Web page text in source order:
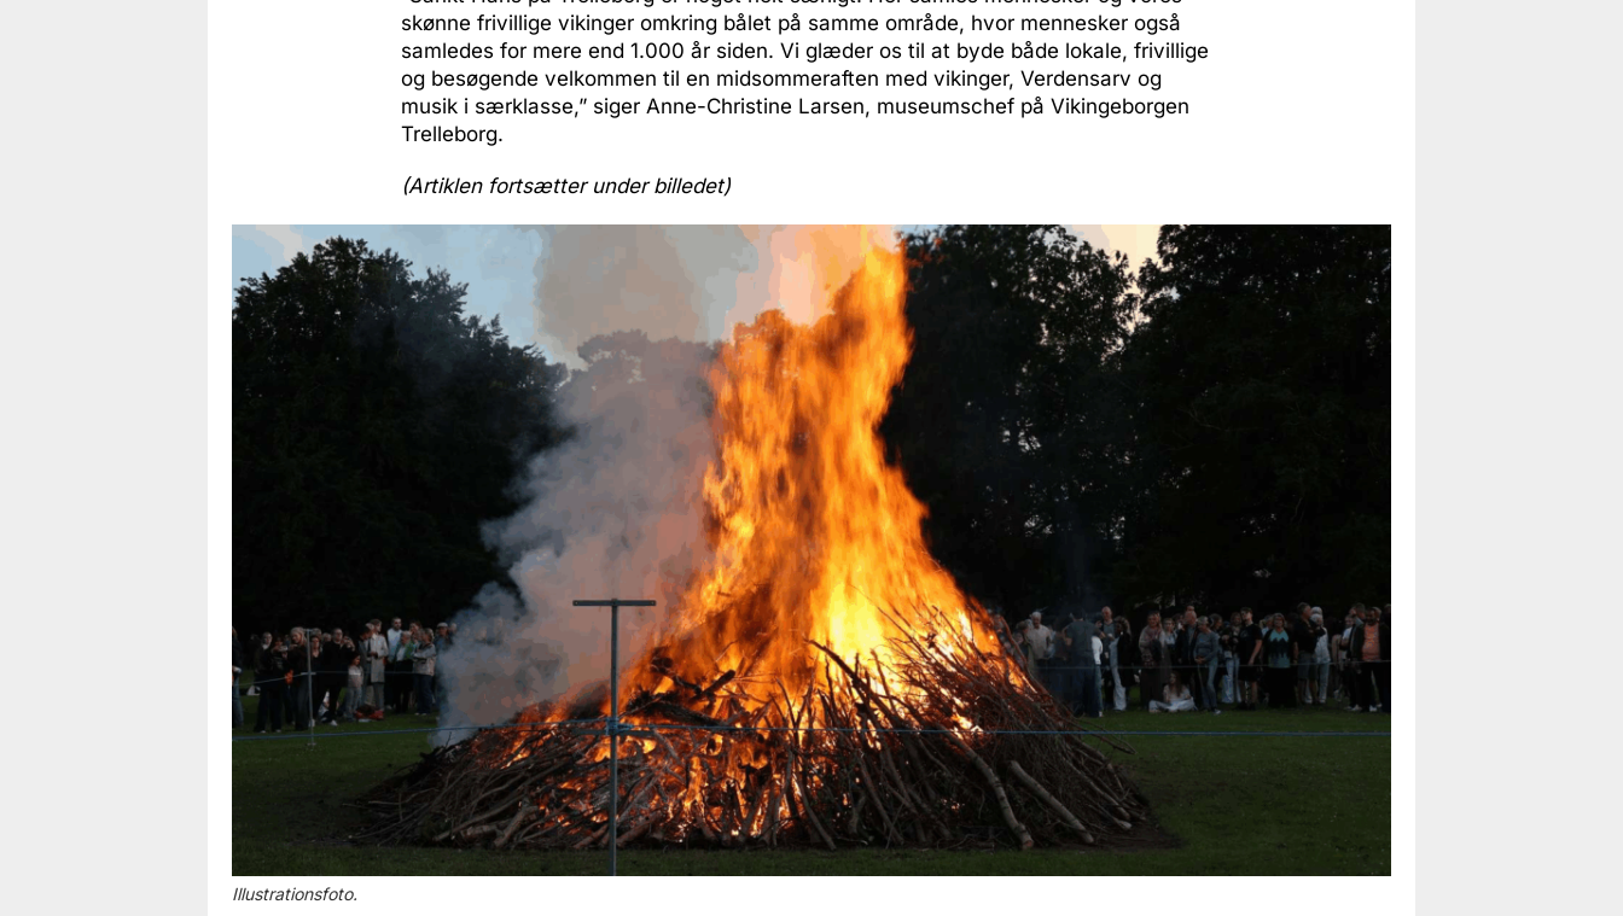
skønne frivillige vikinger omkring bålet på samme område, hvor mennesker også
samledes for mere end 1.000 år siden. Vi glæder os til at byde både lokale, frivillige
og besøgende velkommen til en midsommeraften med vikinger, Verdensarv og
musik i særklasse,” siger Anne-Christine Larsen, museumschef på Vikingeborgen
Trelleborg.
(Artiklen fortsætter under billedet)
Illustrationsfoto.